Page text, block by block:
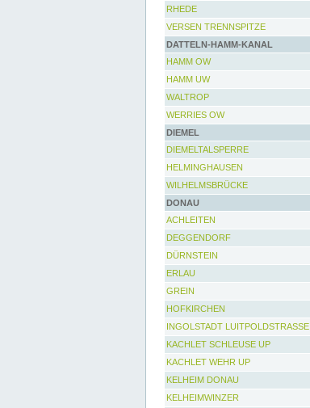
RHEDE
VERSEN TRENNSPITZE
DATTELN-HAMM-KANAL
HAMM OW
HAMM UW
WALTROP
WERRIES OW
DIEMEL
DIEMELTALSPERRE
HELMINGHAUSEN
WILHELMSBRÜCKE
DONAU
ACHLEITEN
DEGGENDORF
DÜRNSTEIN
ERLAU
GREIN
HOFKIRCHEN
INGOLSTADT LUITPOLDSTRASSE
KACHLET SCHLEUSE UP
KACHLET WEHR UP
KELHEIM DONAU
KELHEIMWINZER